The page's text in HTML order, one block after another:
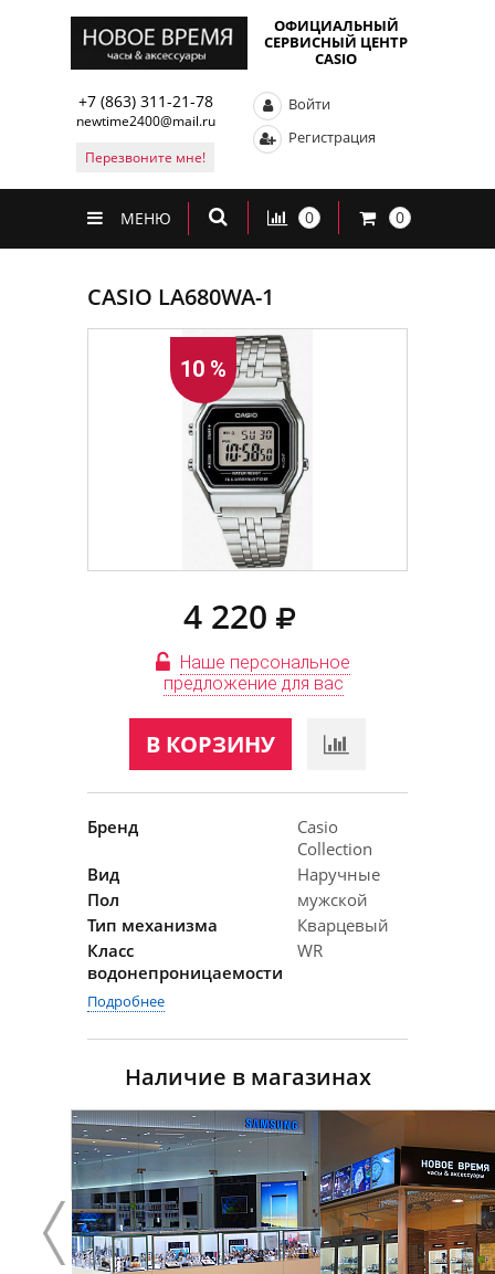
ОФИЦИАЛЬНЫЙ
СЕРВИСНЫЙ ЦЕНТР
CASIO
+7 (863) 311-21-78
newtime2400@mail.ru
Перезвоните мне!
Войти
Регистрация
МЕНЮ 0 0
CASIO LA680WA-1
10 %
4 220
Наше персональное
предложение для вас
В КОРЗИНУ
Бренд
Casio
Collection
Вид
Наручные
Пол
мужской
Тип механизма
Кварцевый
Класс
водонепроницаемости
WR
Подробнее
Наличие в магазинах